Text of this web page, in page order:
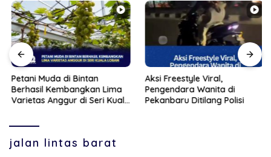
Petani Muda di Bintan
Berhasil Kembangkan Lima
Varietas Anggur di Seri Kuala
Aksi Freestyle Viral,
Pengendara Wanita di
Pekanbaru Ditilang Polisi
jalan lintas barat